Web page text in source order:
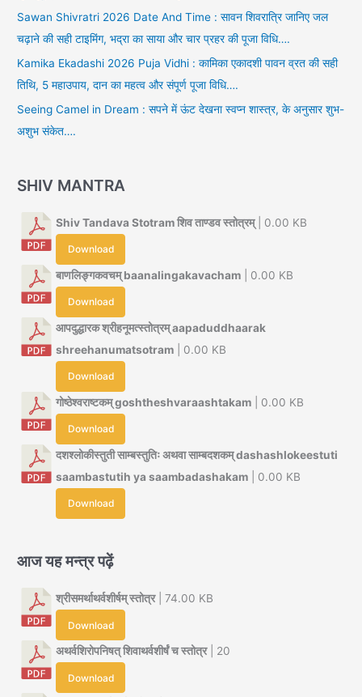
Sawan Shivratri 2026 Date And Time : सावन शिवरात्रि जानिए जल
चढ़ाने की सही टाइमिंग, भद्रा का साया और चार प्रहर की पूजा विधि….
Kamika Ekadashi 2026 Puja Vidhi : कामिका एकादशी पावन व्रत की सही
तिथि, 5 महाउपाय, दान का महत्व और संपूर्ण पूजा विधि….
Seeing Camel in Dream : सपने में ऊंट देखना स्वप्न शास्त्र, के अनुसार शुभ-
अशुभ संकेत….
SHIV MANTRA
Shiv Tandava Stotram शिव ताण्डव स्तोत्रम्| 0.00 KB
Download
बाणलिङ्गकवचम् baanalingakavacham | 0.00 KB
Download
आपदुद्धारक श्रीहनूमत्स्तोत्रम् aapaduddhaarak
shreehanumatsotram | 0.00 KB
Download
गोष्ठेश्वराष्टकम् goshtheshvaraashtakam | 0.00 KB
Download
दशश्लोकीस्तुती साम्बस्तुतिः अथवा साम्बदशकम् dashashlokeestuti
saambastutih ya saambadashakam | 0.00 KB
Download
आज यह मन्त्र पढ़ें
श्रीसमर्थाथर्वशीर्षम् स्तोत्र| 74.00 KB
Download
अथर्वशिरोपनिषत् शिवाथर्वशीर्षं च स्तोत्र| 20
Download